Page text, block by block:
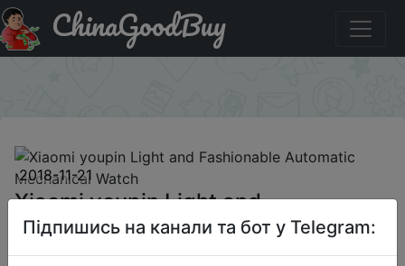
Паридбати з промокодом BF1121A Xiaomi youpin Light
and Fashionable Automatic Mechanical Watch
ChinaGoodBuy
2018-11-21
Xiaomi youpin Light and
Fashionable Automatic Mechanical
Watch
Підпишись на канали та бот у Telegram: